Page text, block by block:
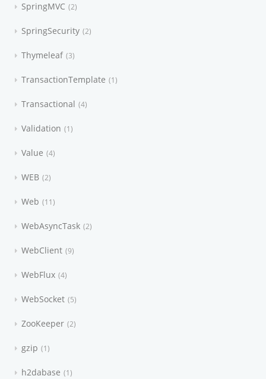
SpringMVC 2
SpringSecurity 2
Thymeleaf 3
TransactionTemplate 1
Transactional 4
Validation 1
Value 4
WEB 2
Web 11
WebAsyncTask 2
WebClient 9
WebFlux 4
WebSocket 5
ZooKeeper 2
gzip 1
h2dabase 1